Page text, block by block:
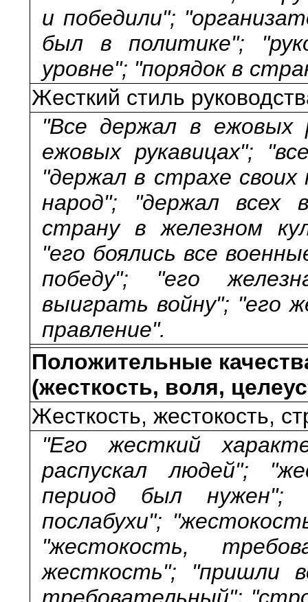
и победили";
был в политике";
уровне"; "порядок в
Жесткий стиль
"Все держал в ежовых
ежовых рукавицах";
"держал в страхе
народ"; "держал всех
страну в железном
"его боялись все
победу"; "его
выиграть войну"; "его
правление".
Положительные
(жесткость, воля,
Жесткость, жестокость,
"Его жесткий
распускал людей";
период был нужен";
послабухи";
"жестокость,
жесткость"; "пришли
требовательный";